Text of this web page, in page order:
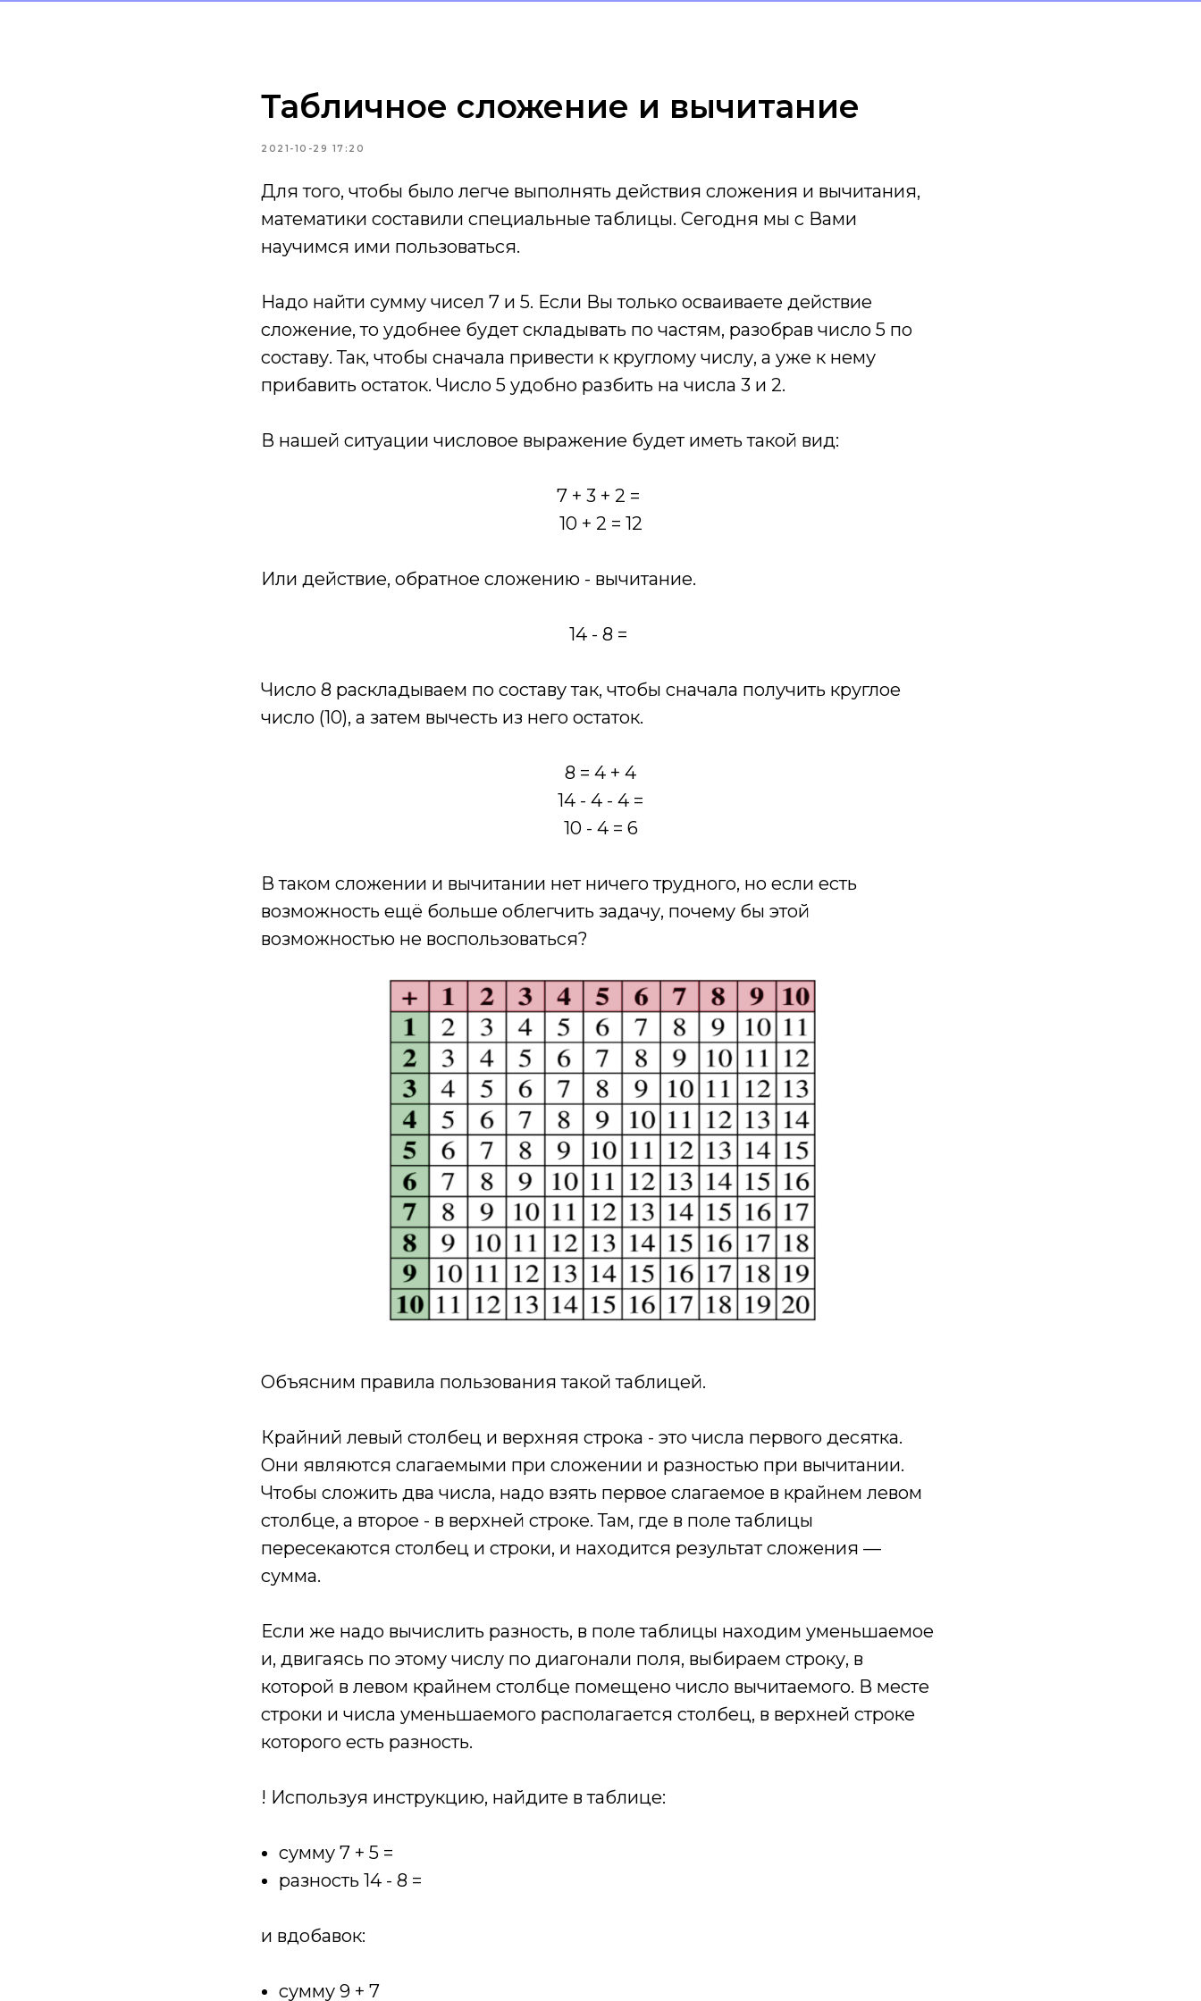
Табличное сложение и вычитание
2021-10-29 17:20
Для того, чтобы было легче выполнять действия сложения и вычитания,
математики составили специальные таблицы. Сегодня мы с Вами
научимся ими пользоваться.
Надо найти сумму чисел 7 и 5. Если Вы только осваиваете действие
сложение, то удобнее будет складывать по частям, разобрав число 5 по
составу. Так, чтобы сначала привести к круглому числу, а уже к нему
прибавить остаток. Число 5 удобно разбить на числа 3 и 2.
В нашей ситуации числовое выражение будет иметь такой вид:
7 + 3 + 2 =
10 + 2 = 12
Или действие, обратное сложению - вычитание.
14 - 8 =
Число 8 раскладываем по составу так, чтобы сначала получить круглое
число (10), а затем вычесть из него остаток.
8 = 4 + 4
14 - 4 - 4 =
10 - 4 = 6
В таком сложении и вычитании нет ничего трудного, но если есть
возможность ещё больше облегчить задачу, почему бы этой
возможностью не воспользоваться?
Объясним правила пользования такой таблицей.
Крайний левый столбец и верхняя строка - это числа первого десятка.
Они являются слагаемыми при сложении и разностью при вычитании.
Чтобы сложить два числа, надо взять первое слагаемое в крайнем левом
столбце, а второе - в верхней строке. Там, где в поле таблицы
пересекаются столбец и строки, и находится результат сложения —
сумма.
Если же надо вычислить разность, в поле таблицы находим уменьшаемое
и, двигаясь по этому числу по диагонали поля, выбираем строку, в
которой в левом крайнем столбце помещено число вычитаемого. В месте
строки и числа уменьшаемого располагается столбец, в верхней строке
которого есть разность.
! Используя инструкцию, найдите в таблице:
сумму 7 + 5 =
разность 14 - 8 =
и вдобавок:
сумму 9 + 7